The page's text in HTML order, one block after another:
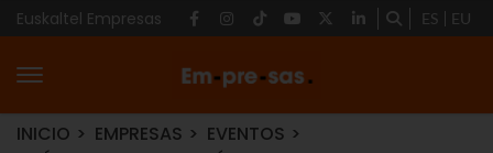
Euskaltel Empresas ES EU
INICIO EMPRESAS
EVENTOS